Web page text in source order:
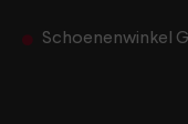
Schoenenwinkel